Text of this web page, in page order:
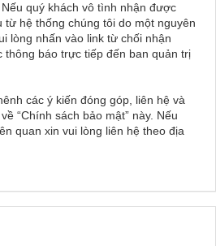
quý khách vô tình nhận được
từ hệ thống chúng tôi do một nguyên
lòng nhấn vào link từ chối nhận
thông báo trực tiếp đến ban quản trị
các ý kiến đóng góp, liên hệ và
“Chính sách bảo mật” này. Nếu
quan xin vui lòng liên hệ theo địa